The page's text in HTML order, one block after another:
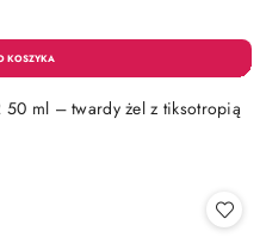
50 ml – twardy żel z tiksotropią